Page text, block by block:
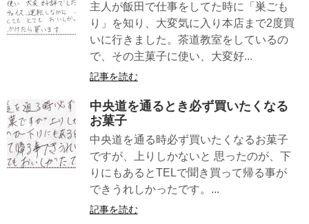
主人が飯田で仕事をしてた時に「巣ごも
り」を知り、大変気に入り本店まで2度買
いに行きました。茶道教室をしているの
で、その主菓子に使い、大変好...
記事を読む
中央道を通るとき必ず買いたくなる
お菓子
中央道を通る時必ず買いたくなるお菓子
ですが、上りしかないと 思ったのが、下
りにもあるとTELで聞き買って帰る事が
できうれしかったです。...
記事を読む